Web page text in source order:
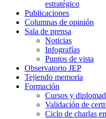
estratégico
Publicaciones
Columnas de opinión
Sala de prensa
Noticias
Infografías
Puntos de vista
Observatorio JEP
Tejiendo memoria
Formación
Cursos y
Validación de
Ciclo de charlas